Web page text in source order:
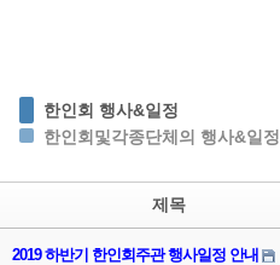
한인회 행사&일정
한인회및각종단체의 행사&일정
제목
2019 하반기 한인회주관 행사일정 안내